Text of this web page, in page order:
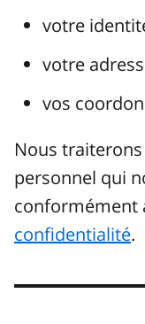
votre
votre
vos
Nous
personnel qui
conformément
confidentialité.